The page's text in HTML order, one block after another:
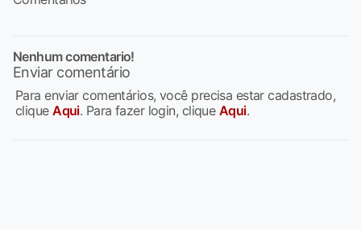
Nenhum comentario!
Enviar comentário
Para enviar comentários, você precisa estar cadastrado,
cliqueAqui. Para fazer login, clique Aqui.